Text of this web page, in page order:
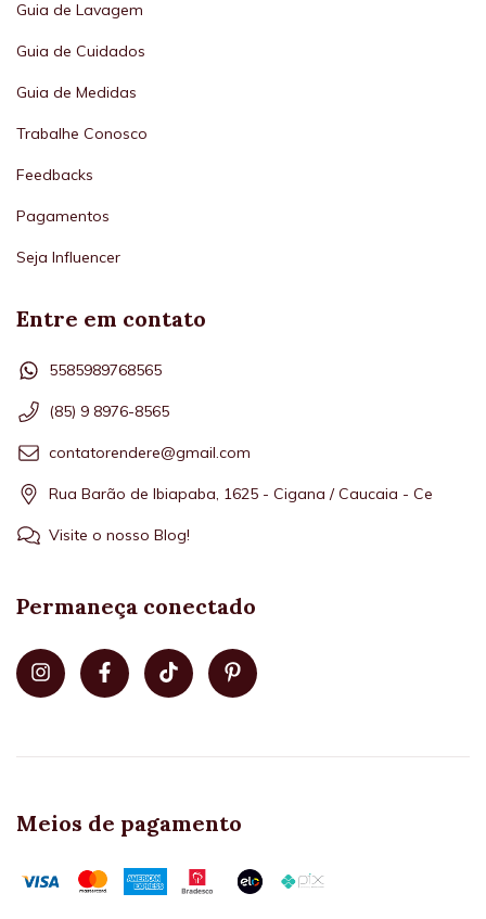
Guia de Lavagem
Guia de Cuidados
Guia de Medidas
Trabalhe Conosco
Feedbacks
Pagamentos
Seja Influencer
Entre em contato
5585989768565
(85) 9 8976-8565
contatorendere@gmail.com
Rua Barão de Ibiapaba, 1625 - Cigana / Caucaia - Ce
Visite o nosso Blog!
Permaneça conectado
Meios de pagamento